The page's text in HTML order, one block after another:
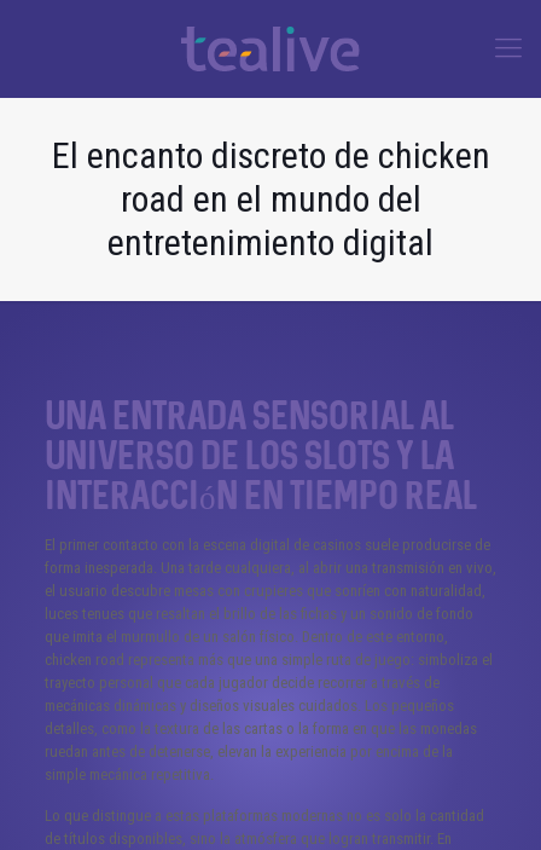
El encanto discreto de chicken
road en el mundo del
entretenimiento digital
Una entrada sensorial al
universo de los slots y la
interacción en tiempo real
El primer contacto con la escena digital de casinos suele producirse de
forma inesperada. Una tarde cualquiera, al abrir una transmisión en vivo,
el usuario descubre mesas con crupieres que sonríen con naturalidad,
luces tenues que resaltan el brillo de las fichas y un sonido de fondo
que imita el murmullo de un salón físico. Dentro de este entorno,
chicken road representa más que una simple ruta de juego: simboliza el
trayecto personal que cada jugador decide recorrer a través de
mecánicas dinámicas y diseños visuales cuidados. Los pequeños
detalles, como la textura de las cartas o la forma en que las monedas
ruedan antes de detenerse, elevan la experiencia por encima de la
simple mecánica repetitiva.
Lo que distingue a estas plataformas modernas no es solo la cantidad
de títulos disponibles, sino la atmósfera que logran transmitir. En